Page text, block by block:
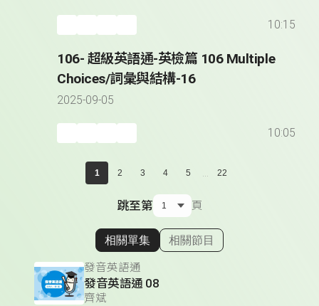
10:15
106- 超級英語通-英檢篇 106 Multiple
Choices/詞彙與結構-16
2025-09-05
10:05
1 2 3 4 5 ... 22
跳至第 頁
顯示相關單集
相關單集 相關節目
發音英語通
發音英語通 08
齊斌